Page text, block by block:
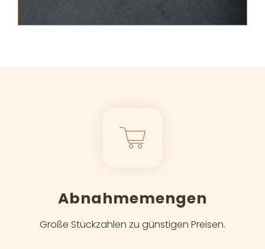
Abnahmemengen
Große Stückzahlen zu günstigen Preisen.